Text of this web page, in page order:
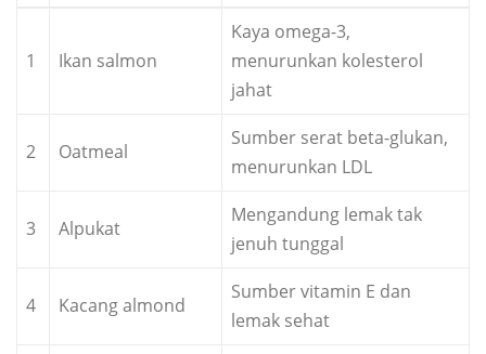
1 Ikan salmon
Kaya omega-3,
menurunkan kolesterol
jahat
2 Oatmeal
Sumber serat beta-glukan,
menurunkan LDL
3 Alpukat
Mengandung lemak tak
jenuh tunggal
4 Kacang almond
Sumber vitamin E dan
lemak sehat